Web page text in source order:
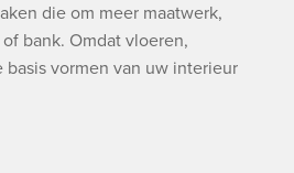
die om meer maatwerk,
bank. Omdat vloeren,
vormen van uw interieur